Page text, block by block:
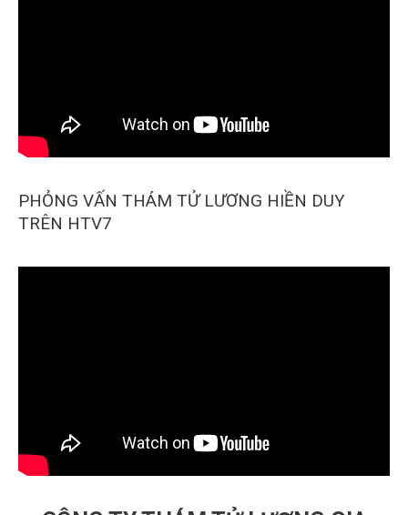
PHỎNG VẤN THÁM TỬ LƯƠNG HIỀN DUY
TRÊN HTV7